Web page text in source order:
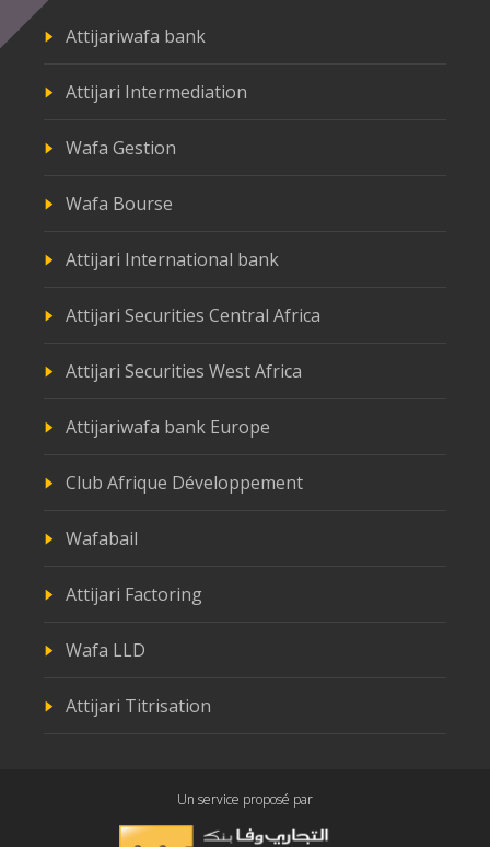
Attijariwafa bank
Attijari Intermediation
Wafa Gestion
Wafa Bourse
Attijari International bank
Attijari Securities Central Africa
Attijari Securities West Africa
Attijariwafa bank Europe
Club Afrique Développement
Wafabail
Attijari Factoring
Wafa LLD
Attijari Titrisation
Un service proposé par